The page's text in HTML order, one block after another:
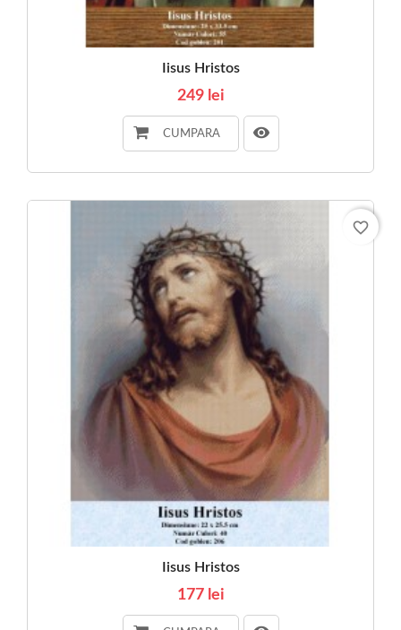
Iisus Hristos
249 lei
CUMPARA
Iisus Hristos
177 lei
favorite_border